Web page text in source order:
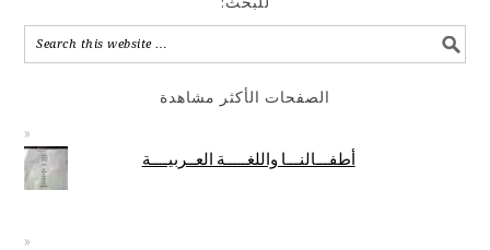
الصفحات الأكثر مشاهدة
أطفـــالنـــا واللغـــــة العــربيــــة